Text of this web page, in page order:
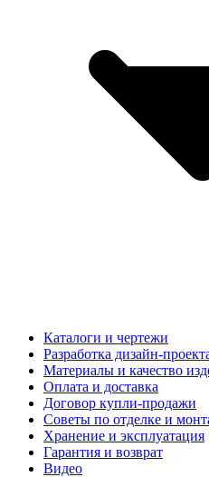
Каталоги и чертежи
Разработка дизайн-
Материалы и качество
Оплата и доставка
Договор купли-продажи
Советы по отделке и
Хранение и эксплуатация
Гарантия и возврат
Видео